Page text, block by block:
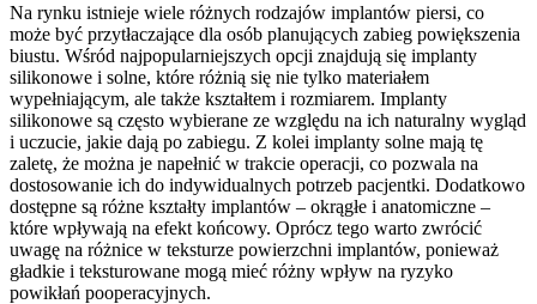
Na rynku istnieje wiele różnych rodzajów implantów piersi, co
może być przytłaczające dla osób planujących zabieg powiększenia
biustu. Wśród najpopularniejszych opcji znajdują się implanty
silikonowe i solne, które różnią się nie tylko materiałem
wypełniającym, ale także kształtem i rozmiarem. Implanty
silikonowe są często wybierane ze względu na ich naturalny wygląd
i uczucie, jakie dają po zabiegu. Z kolei implanty solne mają tę
zaletę, że można je napełnić w trakcie operacji, co pozwala na
dostosowanie ich do indywidualnych potrzeb pacjentki. Dodatkowo
dostępne są różne kształty implantów – okrągłe i anatomiczne –
które wpływają na efekt końcowy. Oprócz tego warto zwrócić
uwagę na różnice w teksturze powierzchni implantów, ponieważ
gładkie i teksturowane mogą mieć różny wpływ na ryzyko
powikłań pooperacyjnych.